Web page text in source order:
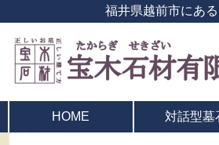
福井県越前市にあ
HOME 対話型墓